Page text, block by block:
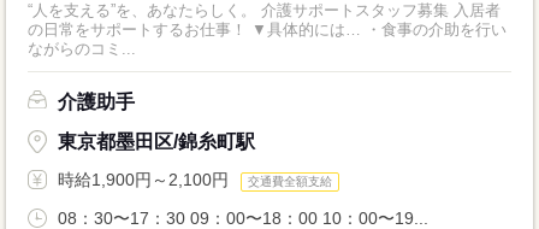
“人を支える”を、あなたらしく。 介護サポートスタッフ募集 入居者
の日常をサポートするお仕事！ ▼具体的には… ・食事の介助を行い
ながらのコミ...
介護助手
東京都墨田区/錦糸町駅
時給1,900円～2,100円 交通費全額支給
08：30〜17：30 09：00〜18：00 10：00〜19...